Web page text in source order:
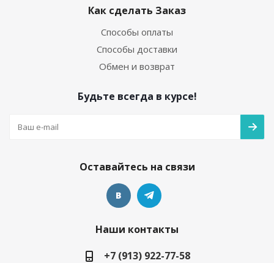
Как сделать Заказ
Способы оплаты
Способы доставки
Обмен и возврат
Будьте всегда в курсе!
Оставайтесь на связи
Наши контакты
+7 (913) 922-77-58